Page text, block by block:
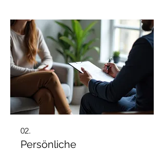
erfordern.
02.
Persönliche